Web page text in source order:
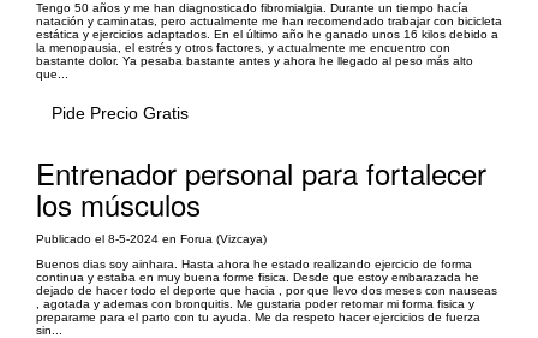
Tengo 50 años y me han diagnosticado fibromialgia. Durante un tiempo hacía
natación y caminatas, pero actualmente me han recomendado trabajar con bicicleta
estática y ejercicios adaptados. En el último año he ganado unos 16 kilos debido a
la menopausia, el estrés y otros factores, y actualmente me encuentro con
bastante dolor. Ya pesaba bastante antes y ahora he llegado al peso más alto
que...
Pide Precio Gratis
Entrenador personal para fortalecer
los músculos
Publicado el 8-5-2024 en Forua (Vizcaya)
Buenos dias soy ainhara. Hasta ahora he estado realizando ejercicio de forma
continua y estaba en muy buena forme fisica. Desde que estoy embarazada he
dejado de hacer todo el deporte que hacia , por que llevo dos meses con nauseas
, agotada y ademas con bronquitis. Me gustaria poder retomar mi forma fisica y
preparame para el parto con tu ayuda. Me da respeto hacer ejercicios de fuerza
sin...